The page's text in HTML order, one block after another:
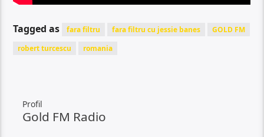
Tagged as fara filtru fara filtru cu jessie banes
GOLD FM
robert turcescu
romania
Profil
Gold FM Radio